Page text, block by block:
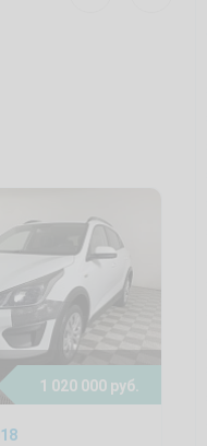
1 020 000 руб.